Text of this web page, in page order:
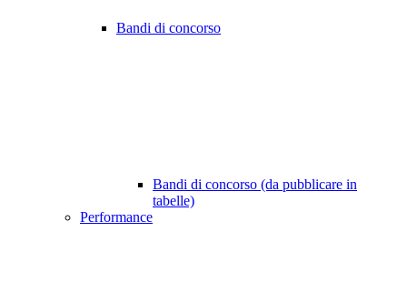
Bandi di concorso
Bandi di concorso (da pubblicare in
tabelle)
Performance